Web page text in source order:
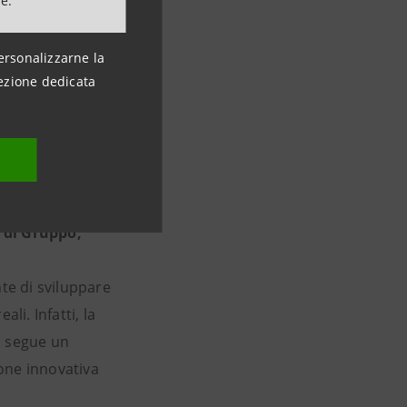
la
dedicata
a
Gruppo;
di sviluppare
Infatti, la
un
innovativa